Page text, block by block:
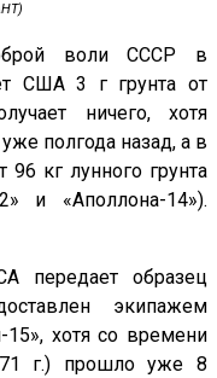
воли СССР в
США 3 г грунта от
ничего, хотя
полгода назад, а в
кг лунного грунта
и «Аполлона-14»).
передает образец
экипажем
15», хотя со времени
г.) прошло уже 8